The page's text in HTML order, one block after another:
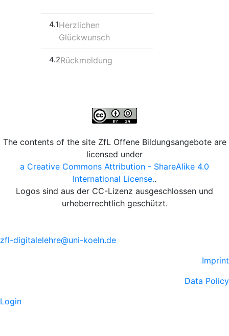
4.1Herzlichen
Glückwunsch
4.2Rückmeldung
The contents of the site ZfL Offene Bildungsangebote are
licensed under
a Creative Commons Attribution - ShareAlike 4.0
International License..
Logos sind aus der CC-Lizenz ausgeschlossen und
urheberrechtlich geschützt.
zfl-digitalelehre@uni-koeln.de
Imprint
Data Policy
Login